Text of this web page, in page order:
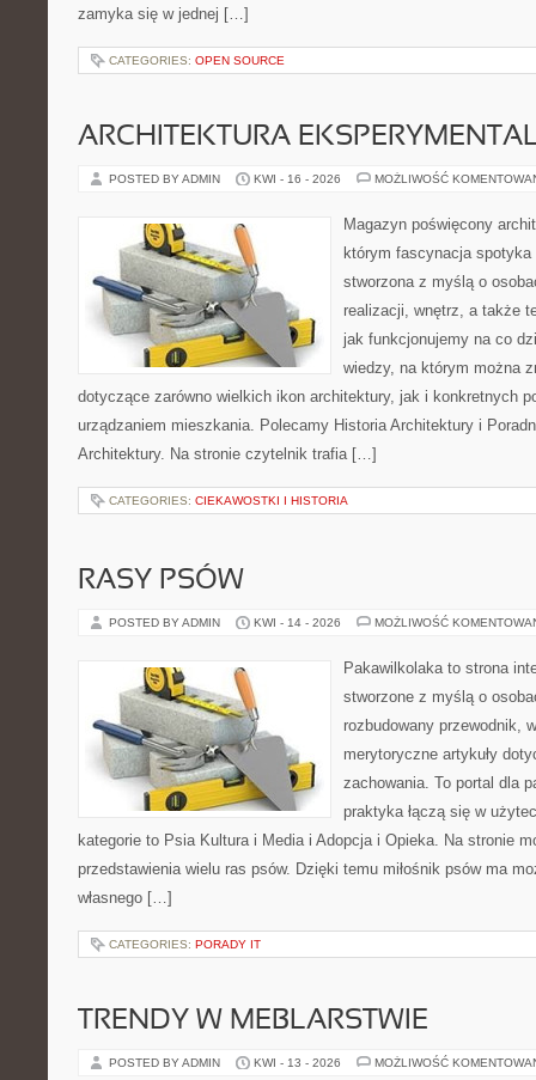
zamyka się w jednej […]
CATEGORIES: OPEN SOURCE
ARCHITEKTURA
POSTED BY ADMIN KWI - 16 - 2026 MOŻLIWOŚĆ
Magazyn poświęcony
którym fascynacja spotyka
stworzona z myślą o
realizacji, wnętrz, a także
jak funkcjonujemy na co
wiedzy, na którym można
dotyczące zarówno wielkich ikon architektury, jak i konkretnych
urządzaniem mieszkania. Polecamy Historia Architektury i
Architektury. Na stronie czytelnik trafia […]
CATEGORIES: CIEKAWOSTKI I HISTORIA
RASY PSÓW
POSTED BY ADMIN KWI - 14 - 2026 MOŻLIWOŚĆ
Pakawilkolaka to strona
stworzone z myślą o
rozbudowany przewodnik,
merytoryczne artykuły
zachowania. To portal dla
praktyka łączą się w
kategorie to Psia Kultura i Media i Adopcja i Opieka. Na stronie
przedstawienia wielu ras psów. Dzięki temu miłośnik psów ma
własnego […]
CATEGORIES: PORADY IT
TRENDY W MEBLARSTWIE
POSTED BY ADMIN KWI - 13 - 2026 MOŻLIWOŚĆ